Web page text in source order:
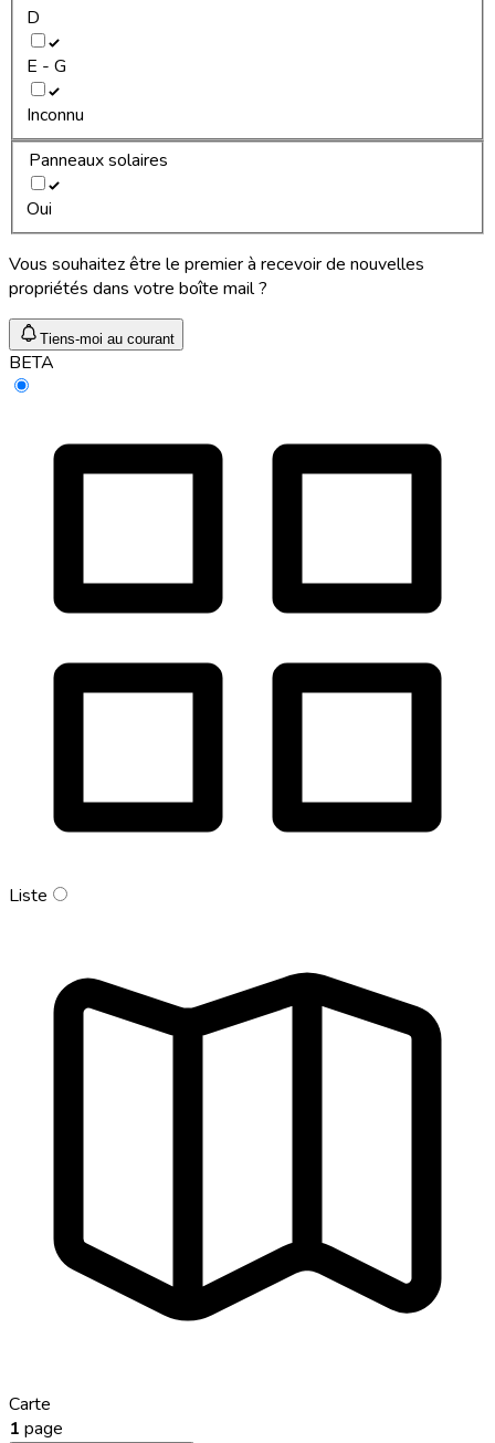
D
E - G
Inconnu
Panneaux solaires
Oui
Vous souhaitez être le premier à recevoir de nouvelles
propriétés dans votre boîte mail ?
Tiens-moi au courant
BETA
Liste
Carte
1 page